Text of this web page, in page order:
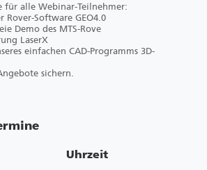
für alle Webinar-Teilnehmer:
Rover-Software GEO4.0
Demo des MTS-Rove
LaserX
einfachen CAD-Programms 3D-
sichern.
Uhrzeit